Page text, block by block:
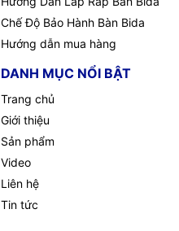
Chế Độ Bảo Hành Bàn Bida
Hướng dẫn mua hàng
DANH MỤC NỔI BẬT
Trang chủ
Giới thiệu
Sản phẩm
Video
Liên hệ
Tin tức